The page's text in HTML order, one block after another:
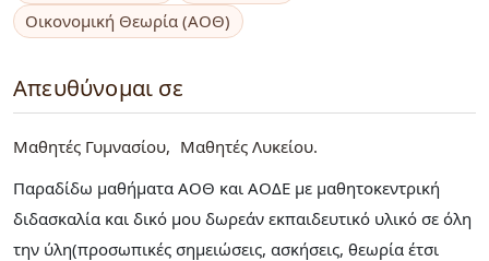
Οικονομική Θεωρία (ΑΟΘ)
Απευθύνομαι σε
Μαθητές Γυμνασίου
Μαθητές Λυκείου
Παραδίδω μαθήματα ΑΟΘ και ΑΟΔΕ με μαθητοκεντρική
διδασκαλία και δικό μου δωρεάν εκπαιδευτικό υλικό σε όλη
την ύλη(προσωπικές σημειώσεις, ασκήσεις, θεωρία έτσι